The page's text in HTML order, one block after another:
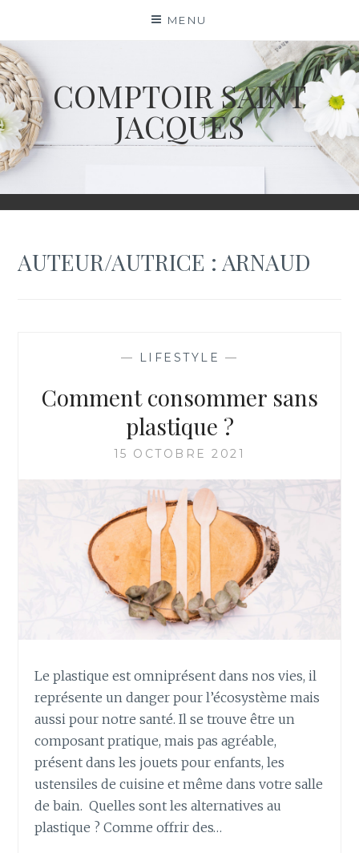
content
MENU
COMPTOIR SAINT
JACQUES
AUTEUR/AUTRICE : ARNAUD
— LIFESTYLE —
Comment consommer sans
plastique ?
15 OCTOBRE 2021
Le plastique est omniprésent dans nos vies, il
représente un danger pour l’écosystème mais
aussi pour notre santé. Il se trouve être un
composant pratique, mais pas agréable,
présent dans les jouets pour enfants, les
ustensiles de cuisine et même dans votre salle
de bain. Quelles sont les alternatives au
plastique ? Comme offrir des…